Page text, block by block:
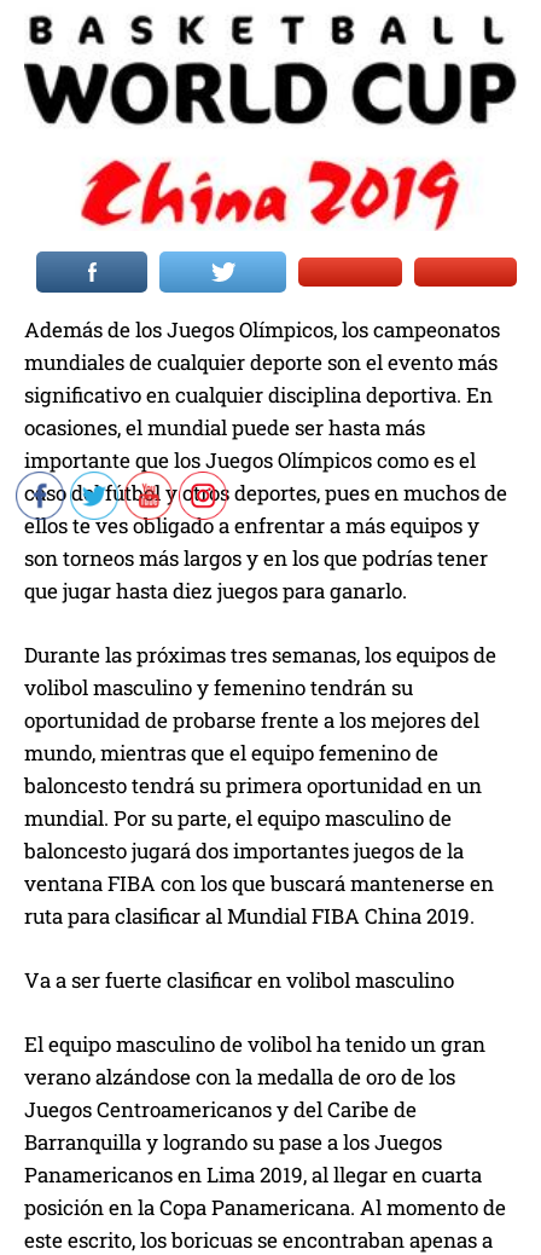
Además de los Juegos Olímpicos, los campeonatos
mundiales de cualquier deporte son el evento más
significativo en cualquier disciplina deportiva. En
ocasiones, el mundial puede ser hasta más
importante que los Juegos Olímpicos como es el
caso del fútbol y otros deportes, pues en muchos de
ellos te ves obligado a enfrentar a más equipos y
son torneos más largos y en los que podrías tener
que jugar hasta diez juegos para ganarlo.
Durante las próximas tres semanas, los equipos de
volibol masculino y femenino tendrán su
oportunidad de probarse frente a los mejores del
mundo, mientras que el equipo femenino de
baloncesto tendrá su primera oportunidad en un
mundial. Por su parte, el equipo masculino de
baloncesto jugará dos importantes juegos de la
ventana FIBA con los que buscará mantenerse en
ruta para clasificar al Mundial FIBA China 2019.
Va a ser fuerte clasificar en volibol masculino
El equipo masculino de volibol ha tenido un gran
verano alzándose con la medalla de oro de los
Juegos Centroamericanos y del Caribe de
Barranquilla y logrando su pase a los Juegos
Panamericanos en Lima 2019, al llegar en cuarta
posición en la Copa Panamericana. Al momento de
este escrito, los boricuas se encontraban apenas a